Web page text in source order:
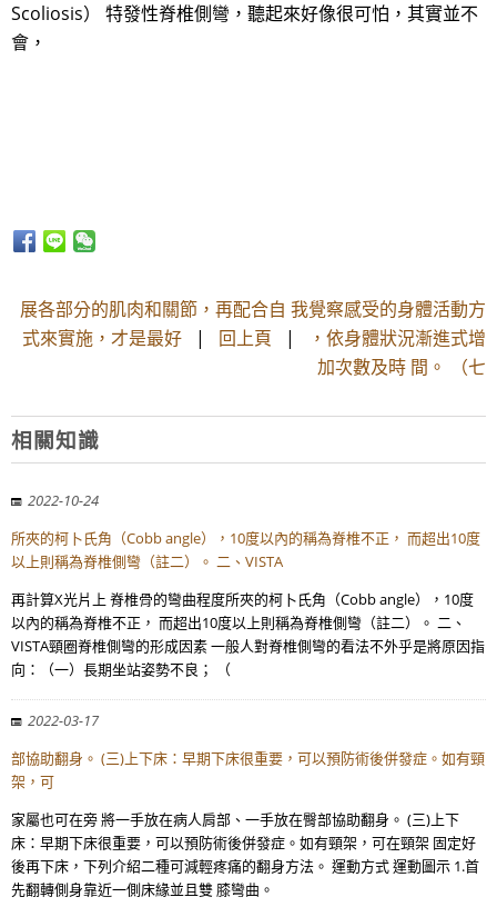
Scoliosis） 特發性脊椎側彎，聽起來好像很可怕，其實並不
會，
展各部分的肌肉和關節，再配合自 我覺察感受的身體活動方
式來實施，才是最好 | 回上頁 |
，依身體狀況漸進式增
加次數及時 間。 （七
相關知識
2022-10-24
所夾的柯卜氏角（Cobb angle），10度以內的稱為脊椎不正， 而超出10度
以上則稱為脊椎側彎（註二）。 二、VISTA
再計算X光片上 脊椎骨的彎曲程度所夾的柯卜氏角（Cobb angle），10度
以內的稱為脊椎不正， 而超出10度以上則稱為脊椎側彎（註二）。 二、
VISTA頸圈脊椎側彎的形成因素 一般人對脊椎側彎的看法不外乎是將原因指
向：（一）長期坐站姿勢不良； （
2022-03-17
部協助翻身。 (三)上下床：早期下床很重要，可以預防術後併發症。如有頸
架，可
家屬也可在旁 將一手放在病人肩部、一手放在臀部協助翻身。 (三)上下
床：早期下床很重要，可以預防術後併發症。如有頸架，可在頸架 固定好
後再下床，下列介紹二種可減輕疼痛的翻身方法。 運動方式 運動圖示 1.首
先翻轉側身靠近一側床緣並且雙 膝彎曲。